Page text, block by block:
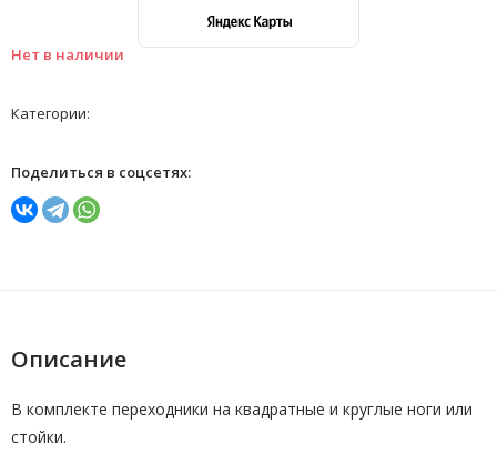
Нет в наличии
Категории:
Поделиться в соцсетях:
Описание
В комплекте переходники на квадратные и круглые ноги или
стойки.